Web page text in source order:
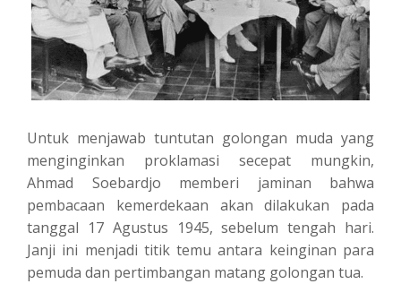
Untuk menjawab tuntutan golongan muda yang
menginginkan proklamasi secepat mungkin,
Ahmad Soebardjo memberi jaminan bahwa
pembacaan kemerdekaan akan dilakukan pada
tanggal 17 Agustus 1945, sebelum tengah hari.
Janji ini menjadi titik temu antara keinginan para
pemuda dan pertimbangan matang golongan tua.